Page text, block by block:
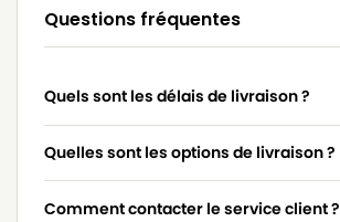
Questions fréquentes
Quels sont les délais de livraison ?
Quelles sont les options de livraison ?
Comment contacter le service client ?